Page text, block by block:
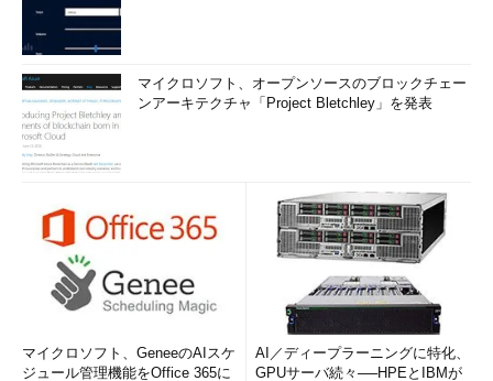
マイクロソフト、オープンソースのブロックチェー
ンアーキテクチャ「Project Bletchley」を発表
マイクロソフト、GeneeのAIスケ
ジュール管理機能をOffice 365に
AI／ディープラーニングに特化、
GPUサーバ続々──HPEとIBMが